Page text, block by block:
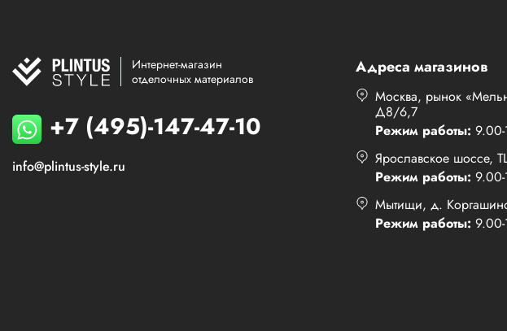
Интернет-магазин
отделочных материалов
+7 (495)-147-47-10
info@plintus-style.ru
Адреса магазинов
Москва, рынок
Д8/6,7
Режим работы:
Ярославское шоссе,
Режим работы:
Мытищи, д.
Режим работы: